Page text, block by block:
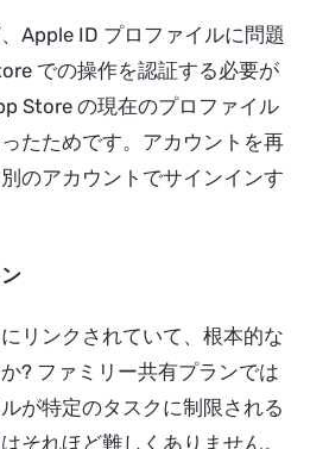
Apple ID プロファイルに問題
での操作を認証する必要が
Store の現在のプロファイル
たためです。アカウントを再
のアカウントでサインインす
リンクされていて、根本的な
? ファミリー共有プランでは
が特定のタスクに制限される
それほど難しくありません。